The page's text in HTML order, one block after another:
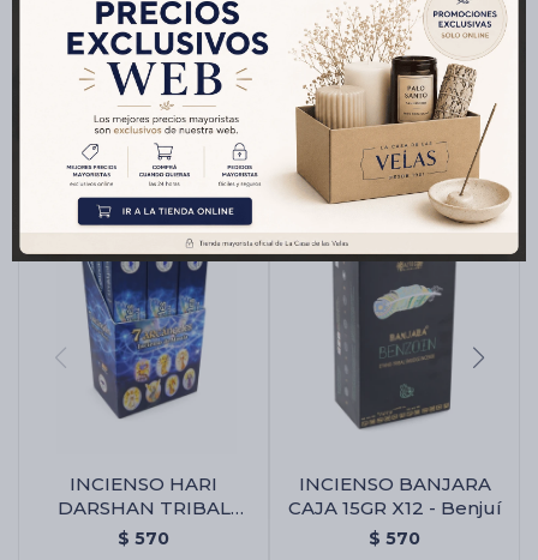
Productos que te pueden interesar
INCIENSO HARI
DARSHAN TRIBAL
SOUL CAJA X12 - 7
$ 570
INCIENSO BANJARA
CAJA 15GR X12 - Benjuí
$ 570